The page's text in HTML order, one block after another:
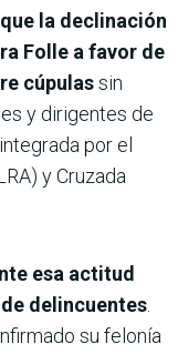
la declinación
Folle a favor de
cúpulassin
y dirigentes de
por el
y Cruzada
esa actitud
delincuentes
su felonía